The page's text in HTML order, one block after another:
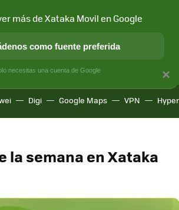
MÓVIL Y SOCIEDAD APLICACIONES
Digi Google Maps VPN
la semana en Xataka
×
más de Xataka Movil en Google
como fuente preferida
necesitas una cuenta de Google